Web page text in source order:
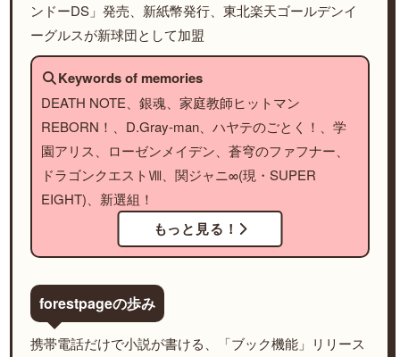
ンドーDS」発売、新紙幣発行、東北楽天ゴールデンイ
ーグルスが新球団として加盟
Keywords of memories
DEATH NOTE、銀魂、家庭教師ヒットマン
REBORN！、D.Gray-man、ハヤテのごとく！、学
園アリス、ローゼンメイデン、蒼穹のファフナー、
ドラゴンクエストⅧ、関ジャニ∞(現・SUPER
EIGHT)、新選組！
もっと見る！
forestpageの歩み
携帯電話だけで小説が書ける、「ブック機能」リリース